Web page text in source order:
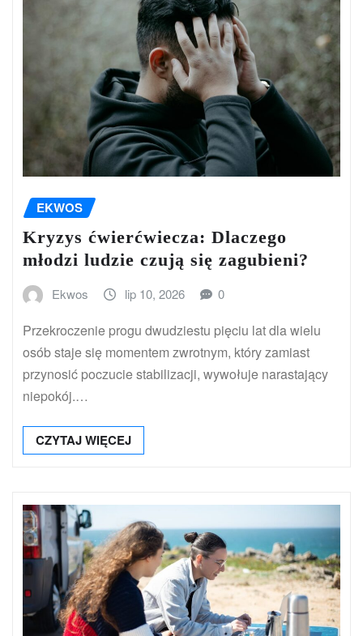
EKWOS
Kryzys ćwierćwiecza: Dlaczego
młodzi ludzie czują się zagubieni?
Ekwos lip 10, 2026 0
Przekroczenie progu dwudziestu pięciu lat dla wielu
osób staje się momentem zwrotnym, który zamiast
przynosić poczucie stabilizacji, wywołuje narastający
niepokój.…
CZYTAJ WIĘCEJ